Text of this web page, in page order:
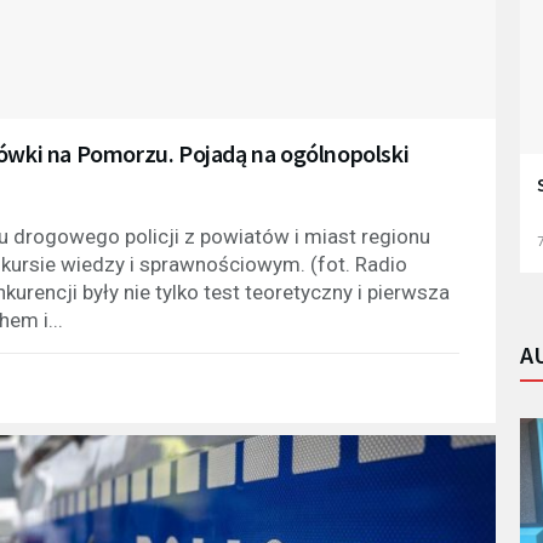
na Pomorzu. Pojadą na ogólnopolski
drogowego policji z powiatów i miast regionu
wiedzy i sprawnościowym. (fot. Radio
były nie tylko test teoretyczny i pierwsza
i...